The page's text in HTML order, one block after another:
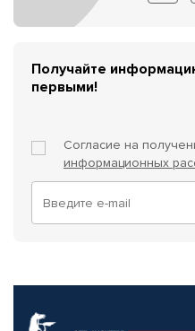
Получайте
первыми!
Согласие на
информационных